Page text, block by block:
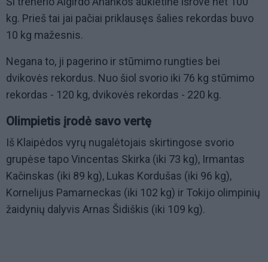
kg. Prieš tai jai pačiai priklausęs šalies rekordas buvo
10 kg mažesnis.
Negana to, ji pagerino ir stūmimo rungties bei
dvikovės rekordus. Nuo šiol svorio iki 76 kg stūmimo
rekordas - 120 kg, dvikovės rekordas - 220 kg.
Olimpietis įrodė savo vertę
Iš Klaipėdos vyrų nugalėtojais skirtingose svorio
grupėse tapo Vincentas Skirka (iki 73 kg), Irmantas
Kačinskas (iki 89 kg), Lukas Kordušas (iki 96 kg),
Kornelijus Pamarneckas (iki 102 kg) ir Tokijo olimpinių
žaidynių dalyvis Arnas Šidiškis (iki 109 kg).